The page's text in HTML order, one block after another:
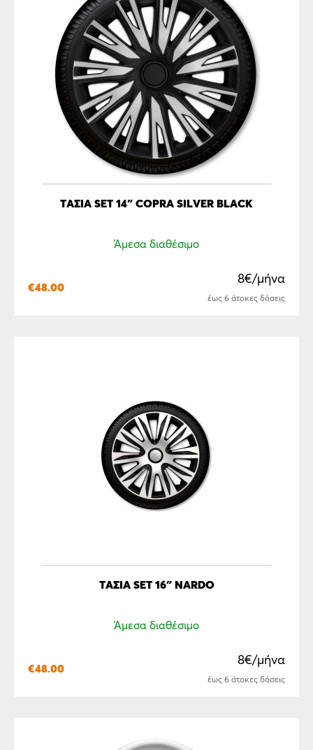
ΤΆΣΙΑ SET 14″ COPRA SILVER BLACK
Άμεσα διαθέσιμο
€48.00
8€/μήνα
έως 6 άτοκες δόσεις
ΤΆΣΙΑ SET 16″ NARDO
Άμεσα διαθέσιμο
€48.00
8€/μήνα
έως 6 άτοκες δόσεις